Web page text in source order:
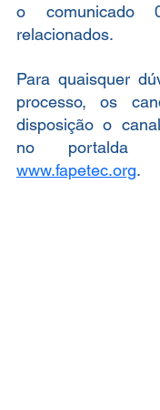
o comunicado
relacionados.
Para quaisquer
processo, os
disposição o canal
no portalda
www.fapetec.org.